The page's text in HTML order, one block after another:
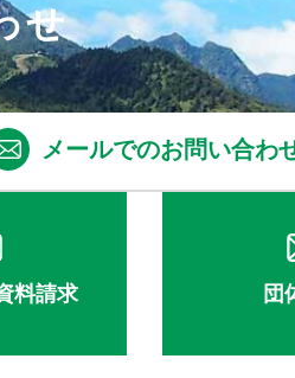
せ
メールでのお問い合わ
料請求 団